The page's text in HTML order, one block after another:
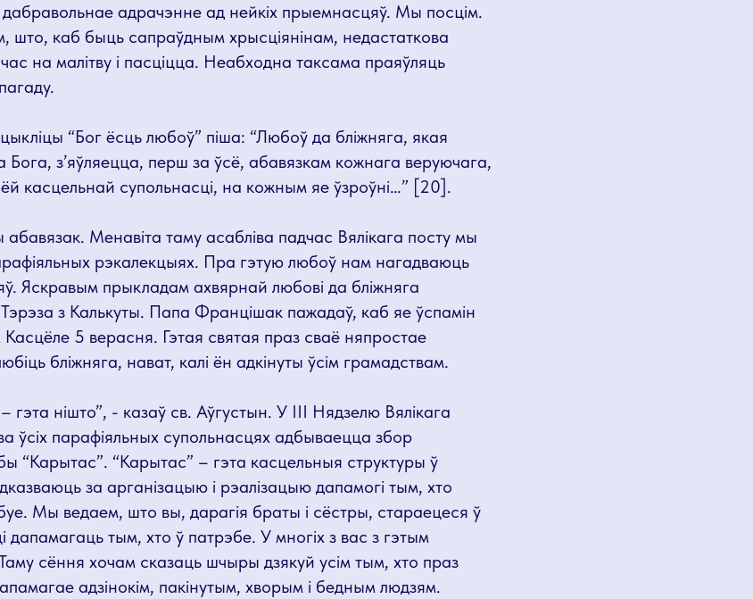
адрачэнне ад нейкіх прыемнасцяў. Мы посцім.
што, каб быць сапраўдным хрысціянінам, недастаткова
на малітву і пасціцца. Неабходна таксама праяўляць
“Бог ёсць любоў” піша: “Любоў да бліжняга, якая
Бога, з’яўляецца, перш за ўсё, абавязкам кожнага веруючага,
касцельнай супольнасці, на кожным яе ўзроўні…” [20].
Менавіта таму асабліва падчас Вялікага посту мы
рэкалекцыях. Пра гэтую любоў нам нагадваюць
Яскравым прыкладам ахвярнай любові да бліжняга
з Калькуты. Папа Францішак пажадаў, каб яе ўспамін
Касцёле 5 верасня. Гэтая святая праз сваё няпростае
бліжняга, нават, калі ён адкінуты ўсім грамадствам.
гэта нішто”, - казаў св. Аўгустын. У ІІІ Нядзелю Вялікага
ўсіх парафіяльных супольнасцях адбываецца збор
“Карытас”. “Карытас” – гэта касцельныя структуры ў
за арганізацыю і рэалізацыю дапамогі тым, хто
Мы ведаем, што вы, дарагія браты і сёстры, стараецеся ў
тым, хто ў патрэбе. У многіх з вас з гэтым
сёння хочам сказаць шчыры дзякуй усім тым, хто праз
адзінокім, пакінутым, хворым і бедным людзям.